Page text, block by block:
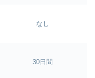
なし
30日間